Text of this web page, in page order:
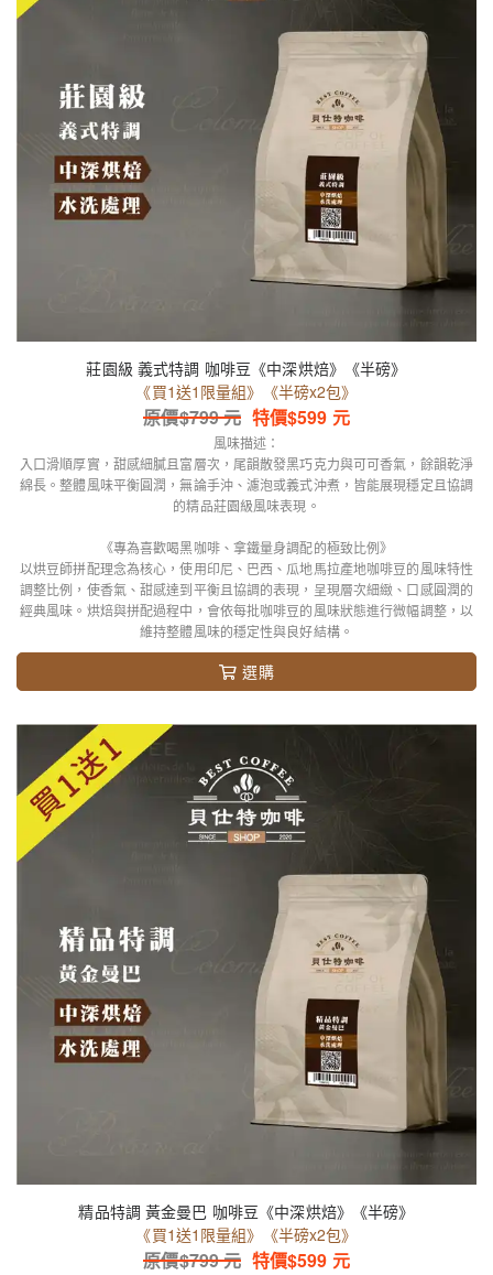
莊園級 義式特調 咖啡豆《中深烘焙》《半磅》
《買1送1限量組》《半磅x2包》
原價$799元 特價$599 元
風味描述：
入口滑順厚實，甜感細膩且富層次，尾韻散發黑巧克力與可可香氣，餘韻乾淨
綿長。整體風味平衡圓潤，無論手沖、濾泡或義式沖煮，皆能展現穩定且協調
的精品莊園級風味表現。
《專為喜歡喝黑咖啡、拿鐵量身調配的極致比例》
以烘豆師拼配理念為核心，使用印尼、巴西、瓜地馬拉產地咖啡豆的風味特性
調整比例，使香氣、甜感達到平衡且協調的表現，呈現層次細緻、口感圓潤的
經典風味。烘焙與拼配過程中，會依每批咖啡豆的風味狀態進行微幅調整，以
維持整體風味的穩定性與良好結構。
選購
精品特調 黃金曼巴 咖啡豆《中深烘焙》《半磅》
《買1送1限量組》《半磅x2包》
原價$799元 特價$599 元